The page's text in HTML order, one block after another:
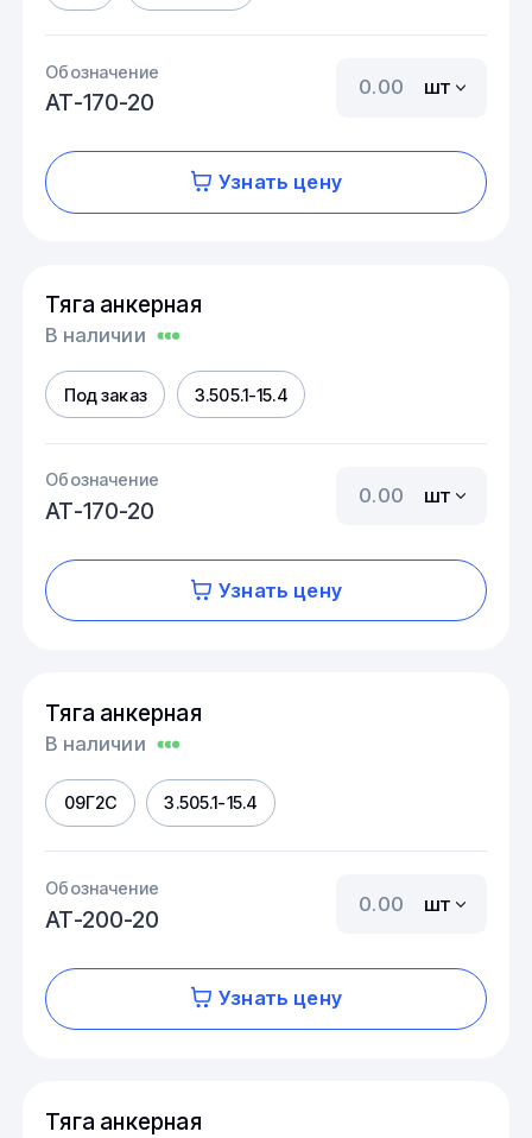
Обозначение
АТ-170-20
шт
Узнать цену
Тяга анкерная
В наличии
Под заказ 3.505.1-15.4
Обозначение
АТ-170-20
шт
Узнать цену
Тяга анкерная
В наличии
09Г2С 3.505.1-15.4
Обозначение
АТ-200-20
шт
Узнать цену
Тяга анкерная